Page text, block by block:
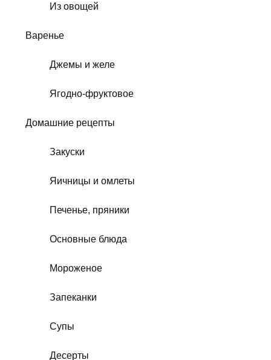
Из овощей
Варенье
Джемы и желе
Ягодно-фруктовое
Домашние рецепты
Закуски
Яичницы и омлеты
Печенье, пряники
Основные блюда
Мороженое
Запеканки
Супы
Десерты